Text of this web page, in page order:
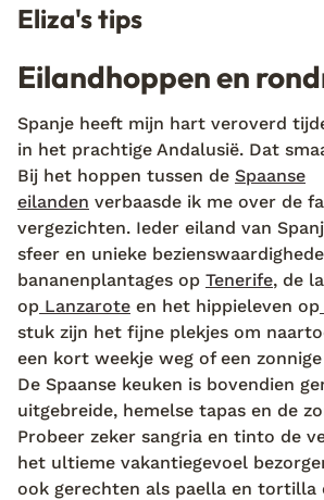
Eliza's tips
Eilandhoppen en
Spanje heeft mijn hart veroverd
in het prachtige Andalusië. Dat
Bij het hoppen tussen de Spaanse
eilanden verbaasde ik me over de
vergezichten. Ieder eiland van
sfeer en unieke
bananenplantages op Tenerife, de
op Lanzarote en het hippieleven op
stuk zijn het fijne plekjes om
een kort weekje weg of een
De Spaanse keuken is bovendien
uitgebreide, hemelse tapas en de
Probeer zeker sangria en tinto de
het ultieme vakantiegevoel
ook gerechten als paella en tortilla